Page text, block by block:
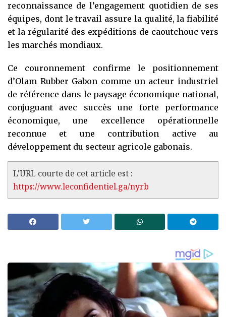
reconnaissance de l’engagement quotidien de ses
équipes, dont le travail assure la qualité, la fiabilité
et la régularité des expéditions de caoutchouc vers
les marchés mondiaux.
Ce couronnement confirme le positionnement
d’Olam Rubber Gabon comme un acteur industriel
de référence dans le paysage économique national,
conjuguant avec succès une forte performance
économique, une excellence opérationnelle
reconnue et une contribution active au
développement du secteur agricole gabonais.
L'URL courte de cet article est :
https://www.leconfidentiel.ga/nyrb